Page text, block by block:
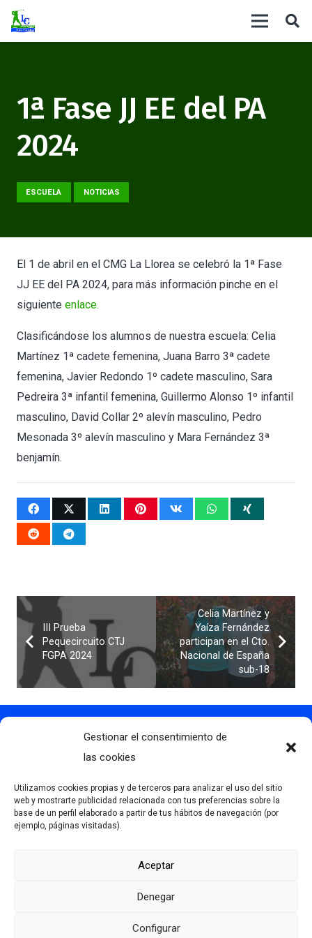
Gestionar el consentimiento de
las cookies
Utilizamos cookies propias y de terceros para analizar el uso del sitio
web y mostrarte publicidad relacionada con tus preferencias sobre la
base de un perfil elaborado a partir de tus hábitos de navegación (por
ejemplo, páginas visitadas).
Aceptar
Denegar
Configurar
1ª Fase JJ EE del PA
2024
ESCUELA NOTICIAS
El 1 de abril en el CMG La Llorea se celebró la 1ª Fase
JJ EE del PA 2024, para más información pinche en el
siguiente enlace.
Clasificándose los alumnos de nuestra escuela: Celia
Martínez 1ª cadete femenina, Juana Barro 3ª cadete
femenina, Javier Redondo 1º cadete masculino, Sara
Pedreira 3ª infantil femenina, Guillermo Alonso 1º infantil
masculino, David Collar 2º alevín masculino, Pedro
Mesonada 3º alevín masculino y Mara Fernández 3ª
benjamín.
III Prueba
Pequecircuito CTJ
FGPA 2024
Celia Martínez y
Yaíza Fernández
participan en el Cto.
Nacional de España
sub-18
Contacto
info@clubdegolflascaldas.com
681 163 108
La Premaña s/n, 33174, Oviedo, España